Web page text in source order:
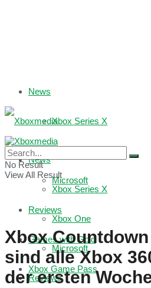
News
Xbox Series X
Microsoft
Reviews
Games with Gold
Xbox Game Pass
News
Xbox Series X
Xbox One
Microsoft
Reviews
No Result
View All Result
Xbox
sind alle Xbox
der ersten